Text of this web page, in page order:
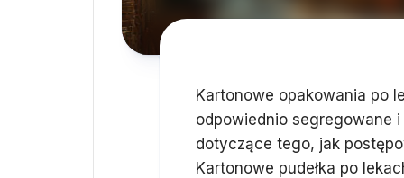
Kartonowe opakowania po
odpowiednio segregowane
dotyczące tego, jak
Kartonowe pudełka po